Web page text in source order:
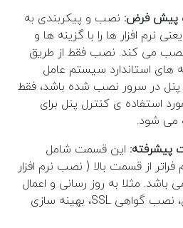
پیش فرض: نصب و پیکربندی به
افزار ها را با گزینه ها و
می کند. نصب فقط از طریق
های استاندارد سیستم عامل
پنل در سرور نصب شده باشد، فقط
استفاده ی کنترل پنل برای
می شود.
پیشرفته: این قسمت شامل
از قسمت بالا ( نصب نرم افزار
مثلا به روز رسانی و اعمال
تغییر در تنظیمات فایروال، نصب گواهی SSL، بهینه سازی